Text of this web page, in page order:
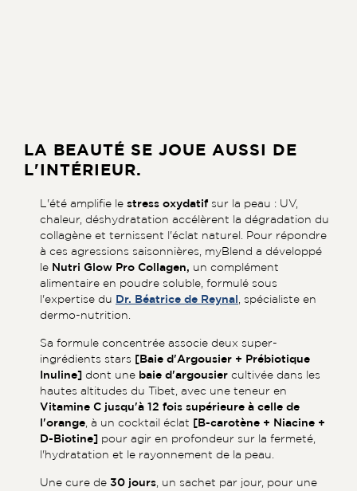
LA BEAUTÉ SE JOUE AUSSI DE
L'INTÉRIEUR.
L'été amplifie le stress oxydatif sur la peau : UV,
chaleur, déshydratation accélèrent la dégradation du
collagène et ternissent l'éclat naturel. Pour répondre
à ces agressions saisonnières, myBlend a développé
le Nutri Glow Pro Collagen, un complément
alimentaire en poudre soluble, formulé sous
l'expertise du Dr. Béatrice de Reynal , spécialiste en
dermo-nutrition.
Sa formule concentrée associe deux super-
ingrédients stars [Baie d'Argousier + Prébiotique
Inuline] dont une baie d'argousier cultivée dans les
hautes altitudes du Tibet, avec une teneur en
Vitamine C jusqu'à 12 fois supérieure à celle de
l'orange , à un cocktail éclat [B-carotène + Niacine +
D-Biotine] pour agir en profondeur sur la fermeté,
l'hydratation et le rayonnement de la peau.
Une cure de 30 jours , un sachet par jour, pour une